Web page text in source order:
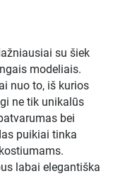
su šiek
modeliais.
nuo to, iš kurios
ne tik unikalūs
bei
puikiai tinka
labai elegantiška